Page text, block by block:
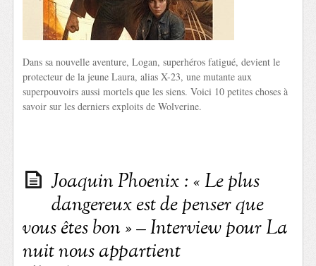
Dans sa nouvelle aventure, Logan, superhéros fatigué, devient le
protecteur de la jeune Laura, alias X-23, une mutante aux
superpouvoirs aussi mortels que les siens. Voici 10 petites choses à
savoir sur les derniers exploits de Wolverine.
Joaquin Phoenix : « Le plus
dangereux est de penser que
vous êtes bon » – Interview pour La
nuit nous appartient